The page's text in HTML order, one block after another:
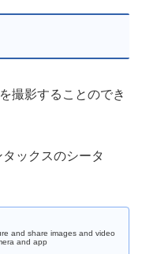
撮影することのでき
ックスのシータ
and share images and video
and app